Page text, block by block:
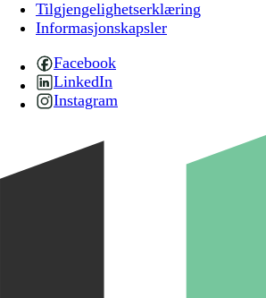
Tilgjengelighetserklæring
Informasjonskapsler
Facebook
LinkedIn
Instagram